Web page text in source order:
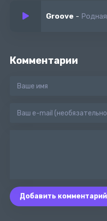
Groove - Родная
Комментарии
Добавить комментарий